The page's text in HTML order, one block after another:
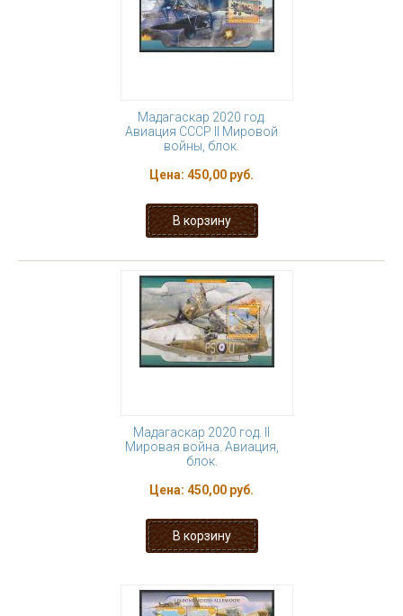
Мадагаскар 2020 год.
Авиация СССР II Мировой
войны, блок.
Цена: 450,00 руб.
Мадагаскар 2020 год. II
Мировая война. Авиация,
блок.
Цена: 450,00 руб.